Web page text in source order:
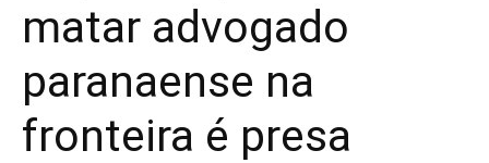
matar advogado
paranaense na
fronteira é presa